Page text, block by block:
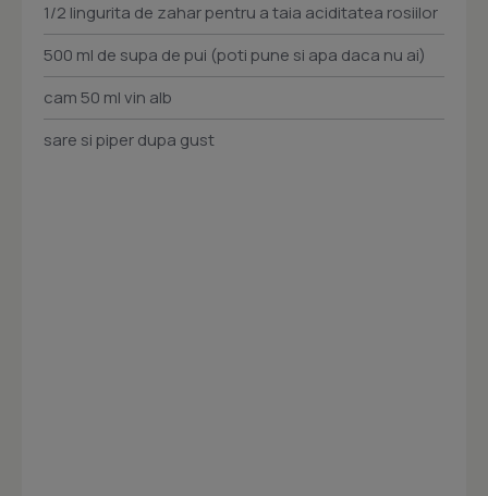
1/2 lingurita de zahar pentru a taia aciditatea rosiilor
500 ml de supa de pui (poti pune si apa daca nu ai)
cam 50 ml vin alb
sare si piper dupa gust